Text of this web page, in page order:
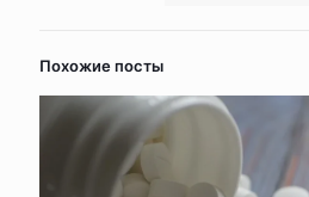
Похожие посты